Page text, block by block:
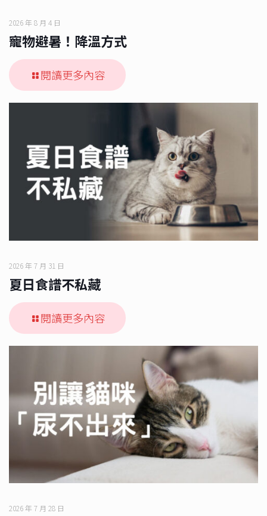
2026 年 8 月 4 日
寵物避暑！降溫方式
閱讀更多內容
2026 年 7 月 31 日
夏日食譜不私藏
閱讀更多內容
2026 年 7 月 28 日